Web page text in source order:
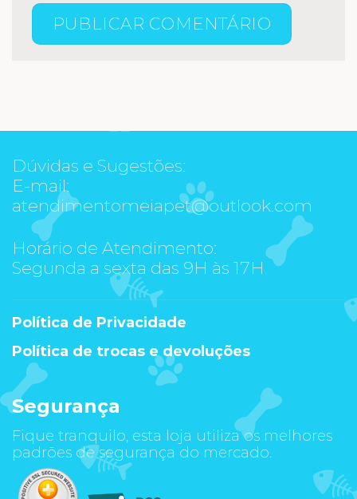
Dúvidas e Sugestões:
E-mail:
atendimentomeiapet@outlook.com
Horário de Atendimento:
Segunda a sexta das 9H às 17H
Política de Privacidade
Política de trocas e devoluções
Segurança
Fique tranquilo, esta loja utiliza os melhores
padrões de segurança do mercado.